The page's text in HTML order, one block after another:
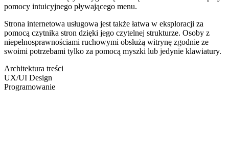
pomocy intuicyjnego pływającego menu.
Strona internetowa usługowa jest także łatwa w eksploracji za
pomocą czytnika stron dzięki jego czytelnej strukturze. Osoby z
niepełnosprawnościami ruchowymi obsłużą witrynę zgodnie ze
swoimi potrzebami tylko za pomocą myszki lub jedynie klawiatury.
Architektura treści
UX/UI Design
Programowanie